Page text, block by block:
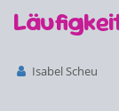
Isabel Scheu